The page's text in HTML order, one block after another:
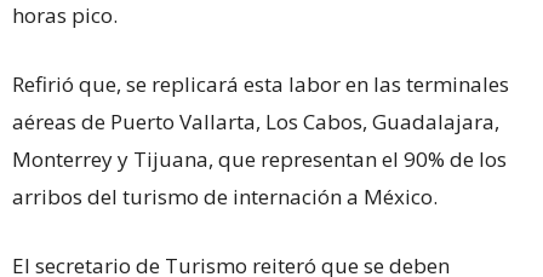
horas pico.
Refirió que, se replicará esta labor en las terminales
aéreas de Puerto Vallarta, Los Cabos, Guadalajara,
Monterrey y Tijuana, que representan el 90% de los
arribos del turismo de internación a México.
El secretario de Turismo reiteró que se deben